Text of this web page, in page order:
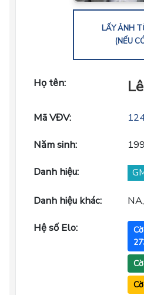
LẤY ẢNH
(NẾU
Họ tên:
Mã VĐV:
Năm sinh:
Danh hiệu:
Danh hiệu khác:
Hệ số Elo: